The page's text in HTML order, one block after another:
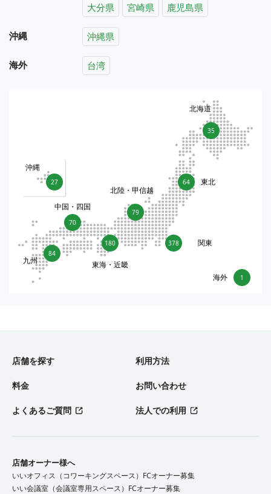
大分県
宮崎県 鹿児島県
沖縄 沖縄県
海外 台湾
35
北海道
64 東北
378 関東
79
北陸・甲信越
180
東海・近畿
70
中国・四国
84
九州
27
沖縄
1
海外
店舗を探す 利用方法
料金 お問い合わせ
よくあるご質問 法人での利用
店舗オーナー様へ
いいオフィス（コワーキングスペース）FCオーナー募集
いい会議室（会議室専用スペース）FCオーナー募集